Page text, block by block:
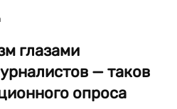
глазами
— таков
опроса